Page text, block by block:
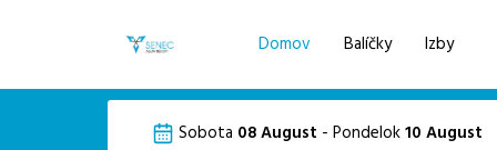
Domov Balíčky Izby
Pre získanie najlepšej ceny sa prihláste do
Sobota 08 August - Pondelok10 August
Voľba jazyka